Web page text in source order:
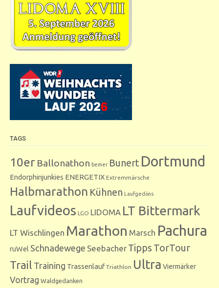
TAGS
10er Ballonathon bemer Bunert Dortmund
Endorphinjunkies ENERGETIX Extremmärsche
Halbmarathon Kühnen Laufgedöns
Laufvideos LGO LIDOMA LT Bittermark
LT Wischlingen Marathon Marsch Pachura
ruWel Schnadewege Seebacher Tipps TorTour
Trail Training Trassenlauf Triathlon Ultra Viermärker
Vortrag Waldgedanken